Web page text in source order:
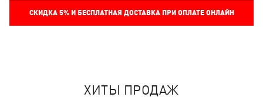
СКИДКА 5%И БЕСПЛАТНАЯ ДОСТАВКА ПРИ ОПЛАТЕ ОНЛАЙН
ХИТЫ ПРОДАЖ